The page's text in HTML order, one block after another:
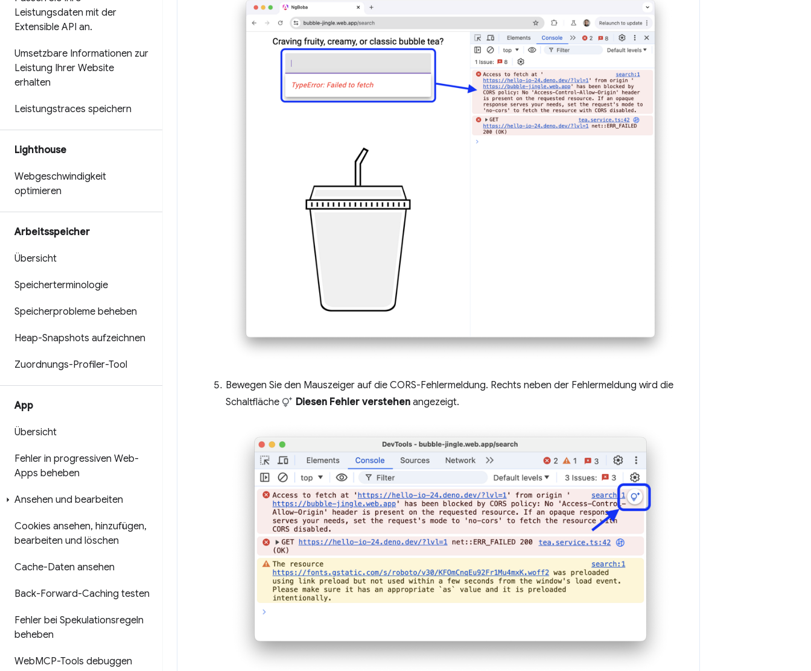
Leistungsdaten mit der
Extensible API an.
Umsetzbare Informationen zur
Leistung Ihrer Website
erhalten
Leistungstraces speichern
Lighthouse
Webgeschwindigkeit
optimieren
Arbeitsspeicher
Übersicht
Speicherterminologie
Speicherprobleme beheben
Heap-Snapshots aufzeichnen
Zuordnungs-Profiler-Tool
App
Übersicht
Fehler in progressiven Web-
Apps beheben
Ansehen und bearbeiten
Cookies ansehen, hinzufügen,
bearbeiten und löschen
Cache-Daten ansehen
Back-Forward-Caching testen
Fehler bei Spekulationsregeln
beheben
WebMCP-Tools debuggen
Bewegen Sie den Mauszeiger auf die CORS-Fehlermeldung. Rechts neben der Fehlermeldung wird die
Schaltfläche
Diesen Fehler verstehen angezeigt.